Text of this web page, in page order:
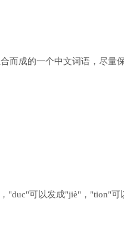
而成的一个中文词语，尽量
可以发成"jiè"，"tion"可